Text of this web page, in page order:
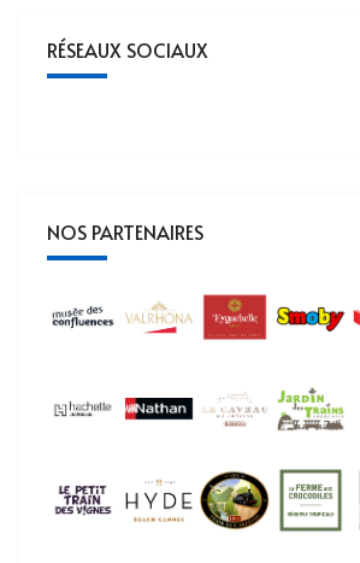
RÉSEAUX SOCIAUX
NOS PARTENAIRES